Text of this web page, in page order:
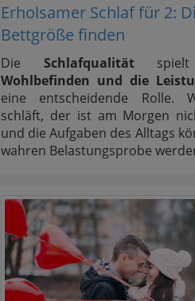
Erholsamer Schlaf für 2:
Bettgröße finden
Die Schlafqualität
Wohlbefinden und die
eine entscheidende Rolle.
schläft, der ist am Morgen
und die Aufgaben des Alltags
wahren Belastungsprobe